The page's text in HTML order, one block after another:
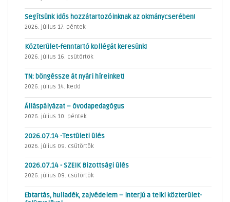
Segítsünk idős hozzátartozóinknak az okmánycserében!
2026. július 17. péntek
Közterület-fenntartó kollégát keresünk!
2026. július 16. csütörtök
TN: böngéssze át nyári híreinket!
2026. július 14. kedd
Álláspályázat – óvodapedagógus
2026. július 10. péntek
2026.07.14 -Testületi ülés
2026. július 09. csütörtök
2026.07.14 - SZEIK Bizottsági ülés
2026. július 09. csütörtök
Ebtartás, hulladék, zajvédelem – interjú a telki közterület-